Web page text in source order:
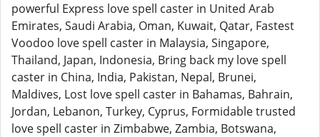
powerful Express love spell caster in United Arab
Emirates, Saudi Arabia, Oman, Kuwait, Qatar, Fastest
Voodoo love spell caster in Malaysia, Singapore,
Thailand, Japan, Indonesia, Bring back my love spell
caster in China, India, Pakistan, Nepal, Brunei,
Maldives, Lost love spell caster in Bahamas, Bahrain,
Jordan, Lebanon, Turkey, Cyprus, Formidable trusted
love spell caster in Zimbabwe, Zambia, Botswana,